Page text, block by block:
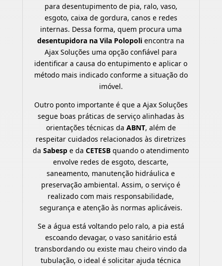
para desentupimento de pia, ralo, vaso,
esgoto, caixa de gordura, canos e redes
internas. Dessa forma, quem procura uma
desentupidora na Vila Polopoli encontra na
Ajax Soluções uma opção confiável para
identificar a causa do entupimento e aplicar o
método mais indicado conforme a situação do
imóvel.
Outro ponto importante é que a Ajax Soluções
segue boas práticas de serviço alinhadas às
orientações técnicas da ABNT, além de
respeitar cuidados relacionados às diretrizes
daSabesp e daCETESB quando o atendimento
envolve redes de esgoto, descarte,
saneamento, manutenção hidráulica e
preservação ambiental. Assim, o serviço é
realizado com mais responsabilidade,
segurança e atenção às normas aplicáveis.
Se a água está voltando pelo ralo, a pia está
escoando devagar, o vaso sanitário está
transbordando ou existe mau cheiro vindo da
tubulação, o ideal é solicitar ajuda técnica